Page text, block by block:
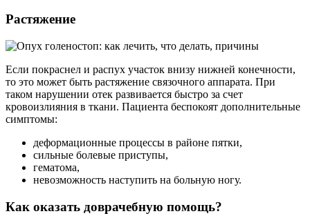
Растяжение
Если покраснел и распух участок внизу нижней конечности,
то это может быть растяжение связочного аппарата. При
таком нарушении отек развивается быстро за счет
кровоизлияния в ткани. Пациента беспокоят дополнительные
симптомы:
деформационные процессы в районе пятки,
сильные болевые приступы,
гематома,
невозможность наступить на больную ногу.
Как оказать доврачебную помощь?